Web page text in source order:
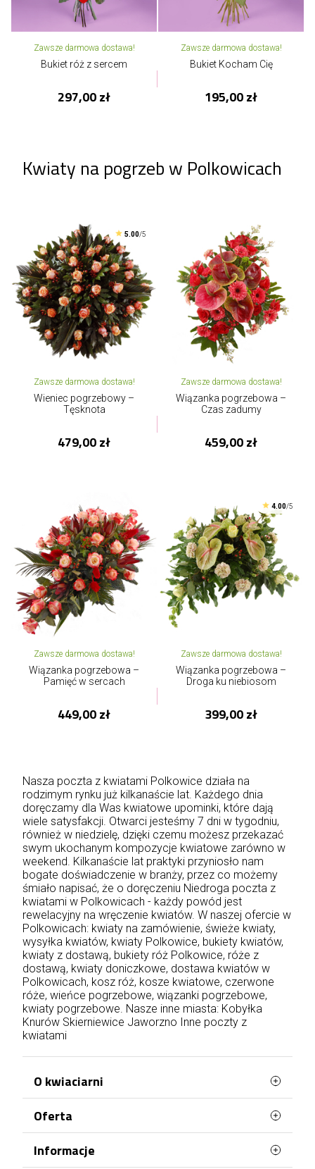
Zawsze darmowa dostawa!
Bukiet róż z sercem
297,00 zł
Zawsze darmowa dostawa!
Bukiet Kocham Cię
195,00 zł
Kwiaty na pogrzeb w Polkowicach
5.00/5
Zawsze darmowa dostawa!
Wieniec pogrzebowy –
Tęsknota
479,00 zł
Zawsze darmowa dostawa!
Wiązanka pogrzebowa –
Czas zadumy
459,00 zł
Zawsze darmowa dostawa!
Wiązanka pogrzebowa –
Pamięć w sercach
449,00 zł
4.00/5
Zawsze darmowa dostawa!
Wiązanka pogrzebowa –
Droga ku niebiosom
399,00 zł
Nasza poczta z kwiatami Polkowice działa na
rodzimym rynku już kilkanaście lat. Każdego dnia
doręczamy dla Was kwiatowe upominki, które dają
wiele satysfakcji. Otwarci jesteśmy 7 dni w tygodniu,
również w niedzielę, dzięki czemu możesz przekazać
swym ukochanym kompozycje kwiatowe zarówno w
weekend. Kilkanaście lat praktyki przyniosło nam
bogate doświadczenie w branży, przez co możemy
śmiało napisać, że o doręczeniu Niedroga poczta z
kwiatami w Polkowicach - każdy powód jest
rewelacyjny na wręczenie kwiatów. W naszej ofercie w
Polkowicach: kwiaty na zamówienie, świeże kwiaty,
wysyłka kwiatów, kwiaty Polkowice, bukiety kwiatów,
kwiaty z dostawą, bukiety róż Polkowice, róże z
dostawą, kwiaty doniczkowe, dostawa kwiatów w
Polkowicach, kosz róż, kosze kwiatowe, czerwone
róże, wieńce pogrzebowe, wiązanki pogrzebowe,
kwiaty pogrzebowe. Nasze inne miasta: Kobyłka
Knurów Skierniewice Jaworzno Inne poczty z
kwiatami
O kwiaciarni
WaszaKwiaciarnia stworzona jest z myślą o
Tobie!
Posiadamy ponad 20 lat doświadczenia i
Oferta
Mapa strony
Informacje